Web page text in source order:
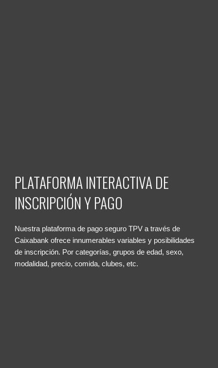
PLATAFORMA INTERACTIVA DE
INSCRIPCIÓN Y PAGO
Nuestra plataforma de pago seguro TPV a través de
Caixabank ofrece innumerables variables y posibilidades
de inscripción. Por categorías, grupos de edad, sexo,
modalidad, precio, comida, clubes, etc.